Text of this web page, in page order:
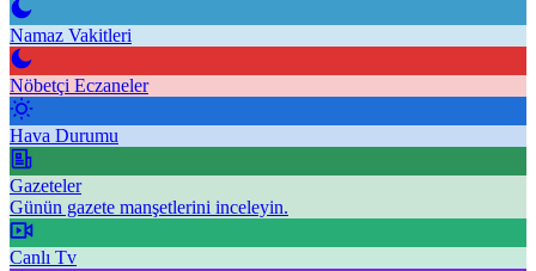
Namaz Vakitleri
Nöbetçi Eczaneler
Hava Durumu
Gazeteler
Günün gazete manşetlerini inceleyin.
Canlı Tv